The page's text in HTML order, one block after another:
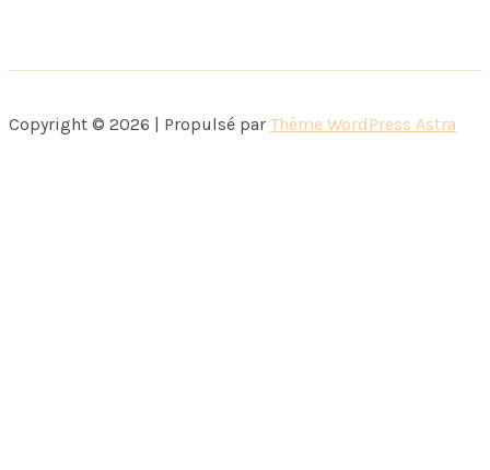
Copyright © 2026 | Propulsé par Thème WordPress Astra